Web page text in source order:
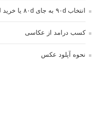
انتخاب ۹۰d به جای ۸۰d یا خرید لنز؟
کسب درامد از عکاسی
نحوه آپلود عکس